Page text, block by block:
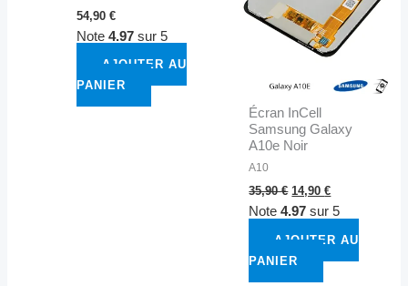
54,90 €
Note 4.97sur 5
AJOUTER AU
PANIER
Écran InCell
Samsung Galaxy
A10e Noir
A10
35,90€ 14,90€
Note4.97 sur 5
AJOUTER AU
PANIER